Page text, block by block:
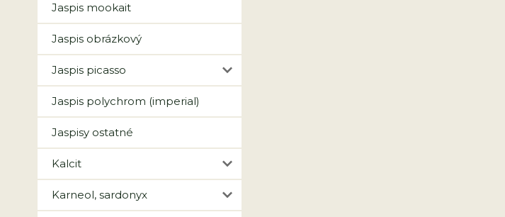
Jaspis mookait
Jaspis obrázkový
Jaspis picasso
Jaspis polychrom (imperial)
Jaspisy ostatné
Kalcit
Karneol, sardonyx